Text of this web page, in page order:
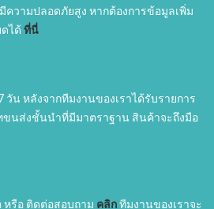
ความปลอดภัยสูง หากต้องการข้อมูลเพิ่ม
ได้ ที่นี่
วัน หลังจากทีมงานของเราได้รับรายการ
นส่งชั้นนำที่มีมาตราฐาน สินค้าจะถึงมือ
หรือ ติดต่อสอบถาม คลิกทีมงานของเราจะ